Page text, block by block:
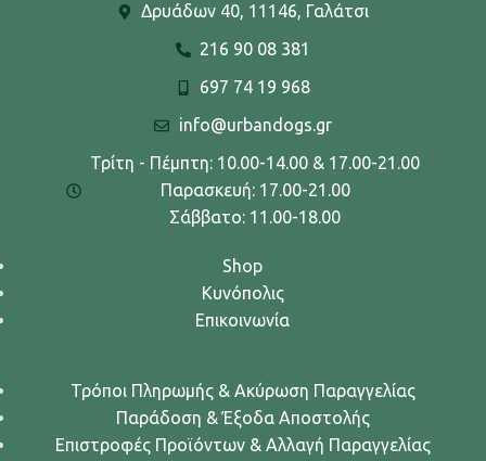
Δρυάδων 40, 11146, Γαλάτσι
216 90 08 381
697 74 19 968
info@urbandogs.gr
Τρίτη - Πέμπτη: 10.00-14.00 & 17.00-21.00
Παρασκευή: 17.00-21.00
Σάββατο: 11.00-18.00
Shop
Κυνόπολις
Επικοινωνία
Τρόποι Πληρωμής & Ακύρωση Παραγγελίας
Παράδοση & Έξοδα Αποστολής
Επιστροφές Προϊόντων & Αλλαγή Παραγγελίας